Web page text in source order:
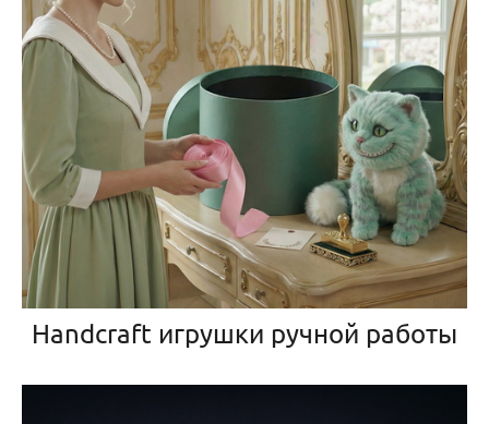
Handcraft игрушки ручной работы